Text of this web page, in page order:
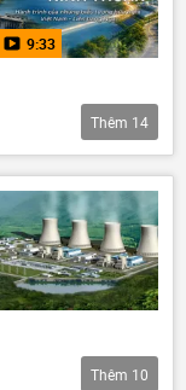
9:33
Thêm 14
Thêm 10